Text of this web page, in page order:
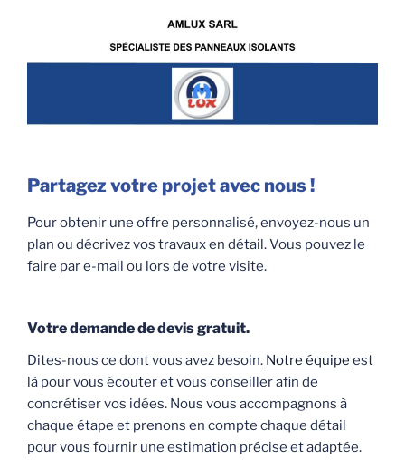
Partagez votre projet avec nous !
Pour obtenir une offre personnalisé, envoyez-nous un
plan ou décrivez vos travaux en détail. Vous pouvez le
faire par e-mail ou lors de votre visite.
Votre demande de devis gratuit.
Dites-nous ce dont vous avez besoin. Notre équipe est
là pour vous écouter et vous conseiller afin de
concrétiser vos idées. Nous vous accompagnons à
chaque étape et prenons en compte chaque détail
pour vous fournir une estimation précise et adaptée.